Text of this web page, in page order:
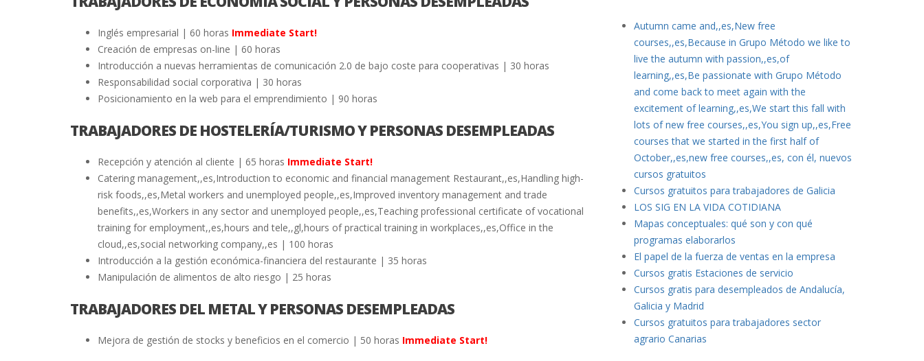
Inglés empresarial | 60 horas Immediate Start!
Creación de empresas on-line | 60 horas
Introducción a nuevas herramientas de comunicación 2.0 de bajo coste para cooperativas | 30 horas
Responsabilidad social corporativa | 30 horas
Posicionamiento en la web para el emprendimiento | 90 horas
TRABAJADORES DE HOSTELERÍA/TURISMO Y PERSONAS DESEMPLEADAS
Recepción y atención al cliente | 65 horas Immediate Start!
Catering management,,es,Introduction to economic and financial management Restaurant,,es,Handling high-
risk foods,,es,Metal workers and unemployed people,,es,Improved inventory management and trade
benefits,,es,Workers in any sector and unemployed people,,es,Teaching professional certificate of vocational
training for employment,,es,hours and tele,,gl,hours of practical training in workplaces,,es,Office in the
cloud,,es,social networking company,,es | 100 horas
Introducción a la gestión económica-financiera del restaurante | 35 horas
Manipulación de alimentos de alto riesgo | 25 horas
TRABAJADORES DEL METAL Y PERSONAS DESEMPLEADAS
Mejora de gestión de stocks y beneficios en el comercio | 50 horas Immediate Start!
Autumn came and,,es,New free
courses,,es,Because in Grupo Método we like to
live the autumn with passion,,es,of
learning,,es,Be passionate with Grupo Método
and come back to meet again with the
excitement of learning,,es,We start this fall with
lots of new free courses,,es,You sign up,,es,Free
courses that we started in the first half of
October,,es,new free courses,,es, con él, nuevos
cursos gratuitos
Cursos gratuitos para trabajadores de Galicia
LOS SIG EN LA VIDA COTIDIANA
Mapas conceptuales: qué son y con qué
programas elaborarlos
El papel de la fuerza de ventas en la empresa
Cursos gratis Estaciones de servicio
Cursos gratis para desempleados de Andalucía,
Galicia y Madrid
Cursos gratuitos para trabajadores sector
agrario Canarias